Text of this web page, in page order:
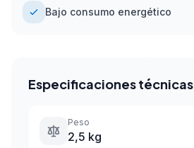
Bajo consumo energético
Especificaciones técnicas
Peso
2,5 kg